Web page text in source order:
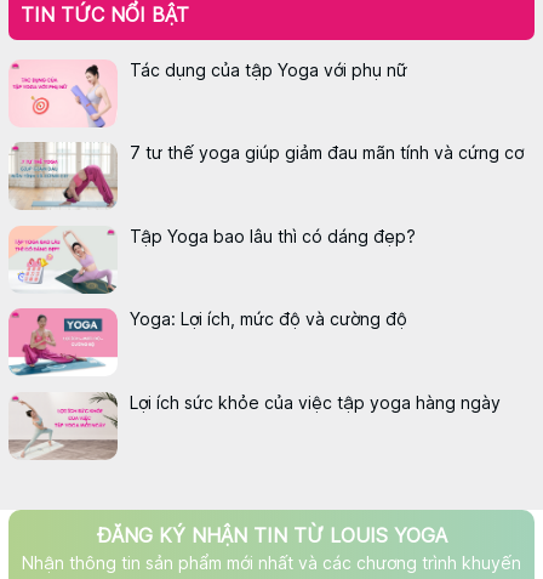
TIN TỨC NỔI BẬT
Tác dụng của tập Yoga với phụ nữ
7 tư thế yoga giúp giảm đau mãn tính và cứng cơ
Tập Yoga bao lâu thì có dáng đẹp?
Yoga: Lợi ích, mức độ và cường độ
Lợi ích sức khỏe của việc tập yoga hàng ngày
ĐĂNG KÝ NHẬN TIN TỪ LOUIS YOGA
Nhận thông tin sản phẩm mới nhất và các chương trình khuyến